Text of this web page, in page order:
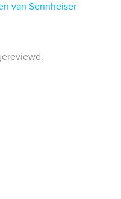
van Sennheiser